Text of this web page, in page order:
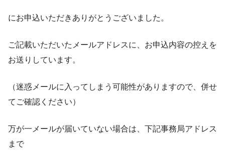
にお申込いただきありがとうございました。
ご記載いただいたメールアドレスに、お申込内容の控えを
お送りしています。
（迷惑メールに入ってしまう可能性がありますので、併せ
てご確認ください）
万が一メールが届いていない場合は、下記事務局アドレス
まで